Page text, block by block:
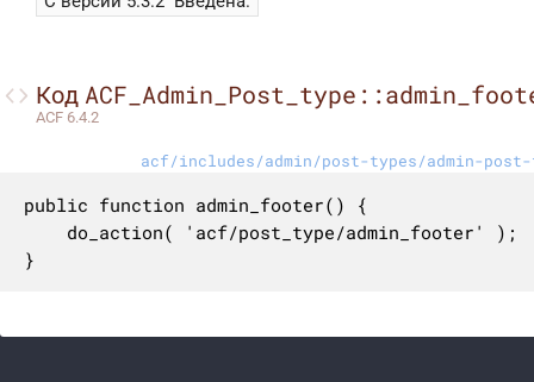
Код
ACF 6.4.2
acf/includes/admin/post-types/admin-post-
public function admin_footer() {
}